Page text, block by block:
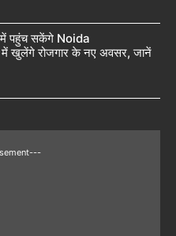
में पहुंच सकेंगे Noida
रोजगार के नए अवसर, जानें